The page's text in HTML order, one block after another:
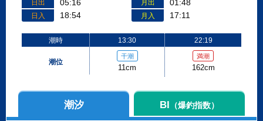
日出 05:16
日入 18:54
月出 01:48
月入 17:11
潮時
潮位
13:30
干潮
11cm
22:19
満潮
162cm
潮汐 BI （爆釣指数）